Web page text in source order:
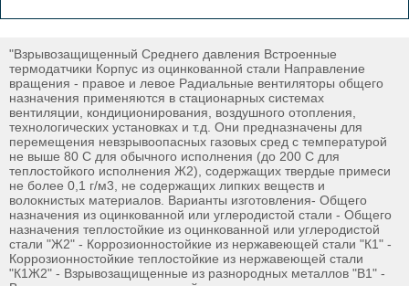
"Взрывозащищенный Среднего давления Встроенные
термодатчики Корпус из оцинкованной стали Направление
вращения - правое и левое Радиальные вентиляторы общего
назначения применяются в стационарных системах
вентиляции, кондиционирования, воздушного отопления,
технологических установках и т.д. Они предназначены для
перемещения невзрывоопасных газовых сред с температурой
не выше 80 С для обычного исполнения (до 200 С для
теплостойкого исполнения Ж2), содержащих твердые примеси
не более 0,1 г/м3, не содержащих липких веществ и
волокнистых материалов. Варианты изготовления- Общего
назначения из оцинкованной или углеродистой стали - Общего
назначения теплостойкие из оцинкованной или углеродистой
стали "Ж2" - Коррозионностойкие из нержавеющей стали "К1" -
Коррозионностойкие теплостойкие из нержавеющей стали
"К1Ж2" - Взрывозащищенные из разнородных металлов "В1" -